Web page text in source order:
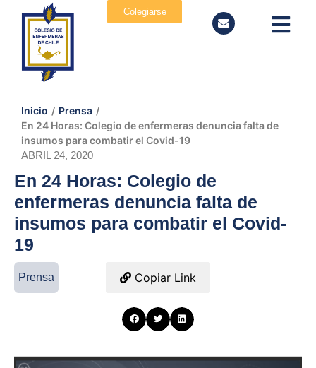
Colegiarse
Inicio / Prensa /
En 24 Horas: Colegio de enfermeras denuncia falta de
insumos para combatir el Covid-19
ABRIL 24, 2020
En 24 Horas: Colegio de
enfermeras denuncia falta de
insumos para combatir el Covid-
19
Prensa Copiar Link